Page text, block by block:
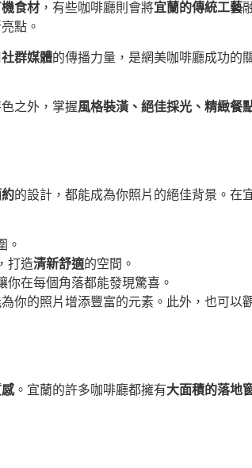
食材 ，有些咖啡廳則會將宜蘭的傳統工藝
點。
社群媒體的傳播力量，是網美咖啡廳成功的
之外，掌握風格裝潢、絕佳採光、精緻餐
的設計，都能成為你照片的絕佳背景。在
。
打造清新舒適的空間。
你在每個角落都能發現驚喜。
你的照片增添豐富的元素。此外，也可以
。宜蘭的許多咖啡廳都擁有大面積的落地